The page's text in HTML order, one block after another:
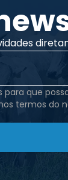
para que
termos do